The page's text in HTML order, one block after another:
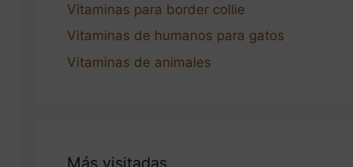
Vitaminas para border collie
Vitaminas de humanos para gatos
Vitaminas de animales
Más visitadas